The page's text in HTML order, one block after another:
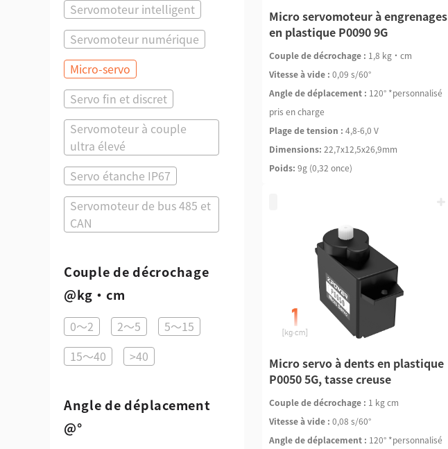
Servomoteur intelligent
Servomoteur numérique
Micro-servo
Servo fin et discret
Servomoteur à couple
ultra élevé
Servo étanche IP67
Servomoteur de bus 485 et
CAN
Couple de décrochage
@kg·cm
0～2 2～5
5～15
15～40
>40
Angle de déplacement
@°
Micro servomoteur à engrenages
en plastique P0090 9G
Couple de décrochage : 1,8 kg·cm
Vitesse à vide : 0,09 s/60°
Angle de déplacement : 120° *personnalisé
pris en charge
Plage de tension : 4,8-6,0 V
Dimensions: 22,7x12,5x26,9mm
Poids: 9g (0,32 once)
Micro servo à dents en plastique
P0050 5G, tasse creuse
Couple de décrochage : 1 kg cm
Vitesse à vide : 0,08 s/60°
Angle de déplacement : 120° *personnalisé